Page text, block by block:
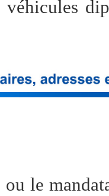
le